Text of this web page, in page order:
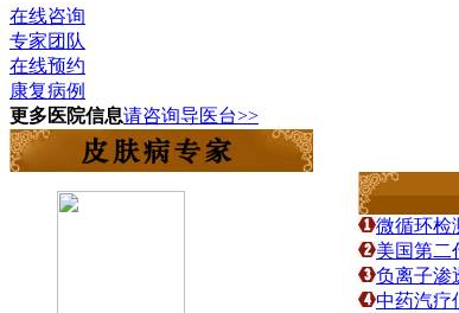
在线咨询
专家团队
在线预约
康复病例
更多医院信息请咨询导医台>>
微循环检
美国第二
负离子渗
中药汽疗